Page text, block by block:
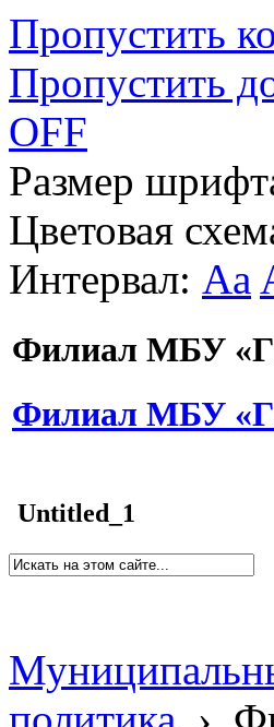
Пропустить
Пропустить
OFF
Размер
Цветовая
Интервал: Aa
Филиал МБУ
Филиал МБУ
Untitled_1